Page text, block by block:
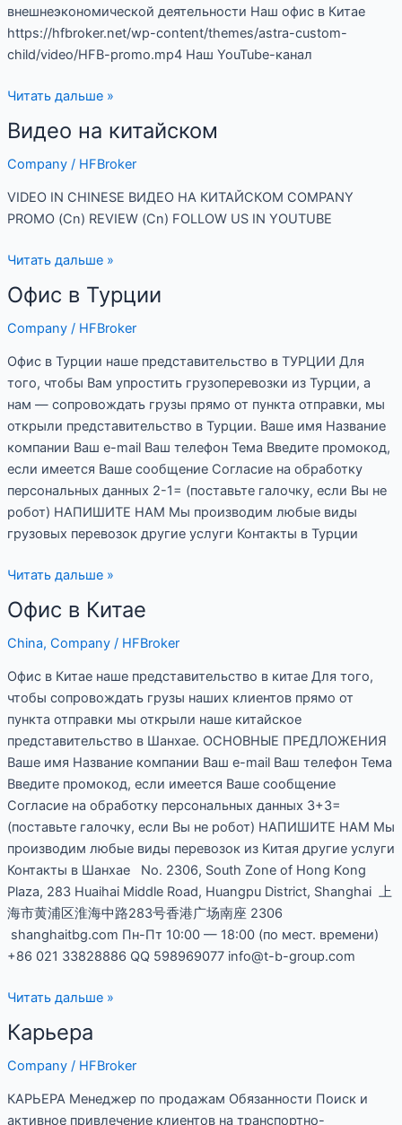
внешнеэкономической деятельности Наш офис в Китае
https://hfbroker.net/wp-content/themes/astra-custom-
child/video/HFB-promo.mp4 Наш YouTube-канал
Читать дальше »
Видео на китайском
Company/ HFBroker
VIDEO IN CHINESE ВИДЕО НА КИТАЙСКОМ COMPANY
PROMO (Cn) REVIEW (Cn) FOLLOW US IN YOUTUBE
Видео
китайском
Читать дальше »
Офис в Турции
Company/ HFBroker
Офис в Турции наше представительство в ТУРЦИИ Для
того, чтобы Вам упростить грузоперевозки из Турции, а
нам — сопровождать грузы прямо от пункта отправки, мы
открыли представительство в Турции. Ваше имя Название
компании Ваш e-mail Ваш телефон Тема Введите промокод,
если имеется Ваше сообщение Согласие на обработку
персональных данных 2-1= (поставьте галочку, если Вы не
робот) НАПИШИТЕ НАМ Мы производим любые виды
грузовых перевозок другие услуги Контакты в Турции
Офис
Турции
Читать дальше »
Офис в Китае
China, Company/ HFBroker
Офис в Китае наше представительство в китае Для того,
чтобы сопровождать грузы наших клиентов прямо от
пункта отправки мы открыли наше китайское
представительство в Шанхае. ОСНОВНЫЕ ПРЕДЛОЖЕНИЯ
Ваше имя Название компании Ваш e-mail Ваш телефон Тема
Введите промокод, если имеется Ваше сообщение
Согласие на обработку персональных данных 3+3=
(поставьте галочку, если Вы не робот) НАПИШИТЕ НАМ Мы
производим любые виды перевозок из Китая другие услуги
Контакты в Шанхае No. 2306, South Zone of Hong Kong
Plaza, 283 Huaihai Middle Road, Huangpu District, Shanghai 上
海市黄浦区淮海中路283号香港广场南座 2306
shanghaitbg.com Пн-Пт 10:00 — 18:00 (по мест. времени)
+86 021 33828886 QQ 598969077 info@t-b-group.com
Офис
Китае
Читать дальше »
Карьера
Company/ HFBroker
КАРЬЕРА Менеджер по продажам Обязанности Поиск и
активное привлечение клиентов на транспортно-
Карьера